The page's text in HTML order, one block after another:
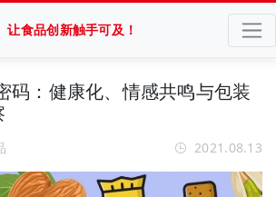
让食品创新触手可及！
码：健康化、情感共鸣与包装
2021.08.13